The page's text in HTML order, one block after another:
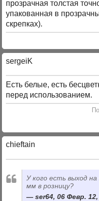
прозрачная толстая
упакованная в
скрепках).
sergeiK
Есть белые, есть
перед использованием.
chieftain
У кого есть выход
мм в розницу?
ser64, 06 Февр.